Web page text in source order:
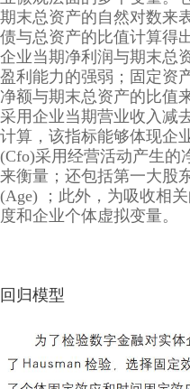
期末总资产的自然对数来
债与总资产的比值计算得
企业当期净利润与期末总
盈利能力的强弱；固定资
净额与期末总资产的比值
采用企业当期营业收入减
计算，该指标能够体现企
(Cfo)采用经营活动产生的
来衡量；还包括第一大股
(Age) ；此外，为吸收相
度和企业个体虚拟变量。
回归模型